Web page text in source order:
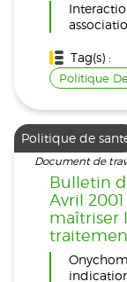
Tag(s) :
Politique
Politique de
Document de
Bulletin
Avril
maîtriser